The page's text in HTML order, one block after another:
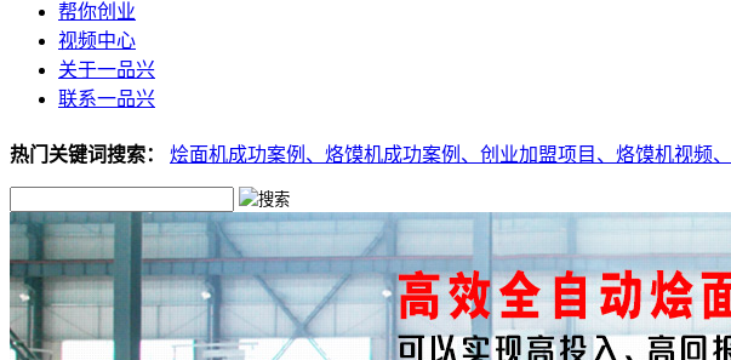
帮你创业
视频中心
关于一品兴
联系一品兴
热门关键词搜索： 烩面机成功案例、 烙馍机成功案例、 创业加盟项目、 烙馍机视频、